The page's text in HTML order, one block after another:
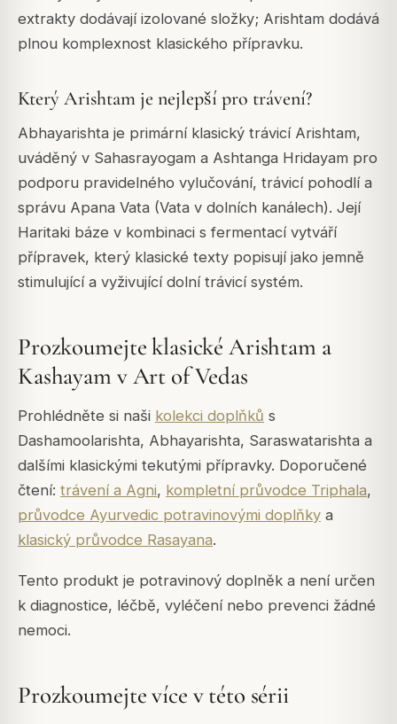
extrakty dodávají izolované složky; Arishtam dodává
plnou komplexnost klasického přípravku.
Který Arishtam je nejlepší pro trávení?
Abhayarishta je primární klasický trávicí Arishtam,
uváděný v Sahasrayogam a Ashtanga Hridayam pro
podporu pravidelného vylučování, trávicí pohodlí a
správu Apana Vata (Vata v dolních kanálech). Její
Haritaki báze v kombinaci s fermentací vytváří
přípravek, který klasické texty popisují jako jemně
stimulující a vyživující dolní trávicí systém.
Prozkoumejte klasické Arishtam a
Kashayam v Art of Vedas
Prohlédněte si naši kolekci doplňků s
Dashamoolarishta, Abhayarishta, Saraswatarishta a
dalšími klasickými tekutými přípravky. Doporučené
čtení: trávení a Agni, kompletní průvodce Triphala,
průvodce Ayurvedic potravinovými doplňky a
klasický průvodce Rasayana.
Tento produkt je potravinový doplněk a není určen
k diagnostice, léčbě, vyléčení nebo prevenci žádné
nemoci.
Prozkoumejte více v této sérii